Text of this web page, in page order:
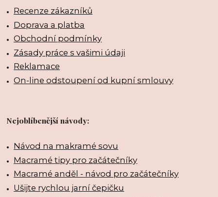
Recenze zákazníků
Doprava a platba
Obchodní podmínky
Zásady práce s vašimi údaji
Reklamace
On-line odstoupení od kupní smlouvy
Nejoblíbenější návody:
Návod na makramé sovu
Macramé tipy pro začátečníky
Macramé anděl - návod pro začátečníky
Ušijte rychlou jarní čepičku